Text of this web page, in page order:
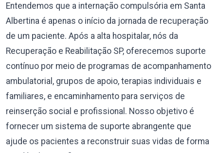
Entendemos que a internação compulsória em Santa
Albertina é apenas o início da jornada de recuperação
de um paciente. Após a alta hospitalar, nós da
Recuperação e Reabilitação SP, oferecemos suporte
contínuo por meio de programas de acompanhamento
ambulatorial, grupos de apoio, terapias individuais e
familiares, e encaminhamento para serviços de
reinserção social e profissional. Nosso objetivo é
fornecer um sistema de suporte abrangente que
ajude os pacientes a reconstruir suas vidas de forma